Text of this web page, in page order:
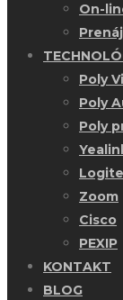
On-
Poly
Poly
Poly
Zoom
Cisco
PEXIP
KONTAKT
BLOG